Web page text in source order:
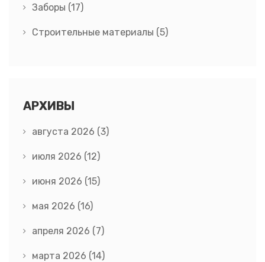
Заборы (17)
Строительные материалы (5)
АРХИВЫ
августа 2026 (3)
июля 2026 (12)
июня 2026 (15)
мая 2026 (16)
апреля 2026 (7)
марта 2026 (14)